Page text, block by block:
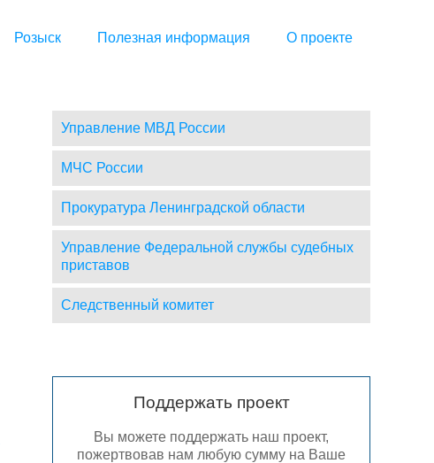
Розыск Полезная информация О проекте
Управление МВД России
МЧС России
Прокуратура Ленинградской области
Управление Федеральной службы судебных
приставов
Следственный комитет
Поддержать проект
Вы можете поддержать наш проект,
пожертвовав нам любую сумму на Ваше